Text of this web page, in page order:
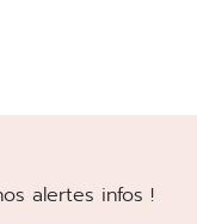
alertes infos !